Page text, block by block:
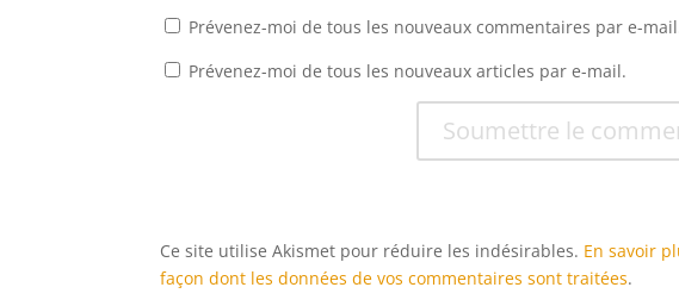
Prévenez-moi de tous les nouveaux commentaires par e-
Prévenez-moi de tous les nouveaux articles par e-mail.
Soumettre le
Ce site utilise Akismet pour réduire les indésirables. En savoir
façon dont les données de vos commentaires sont traitées.